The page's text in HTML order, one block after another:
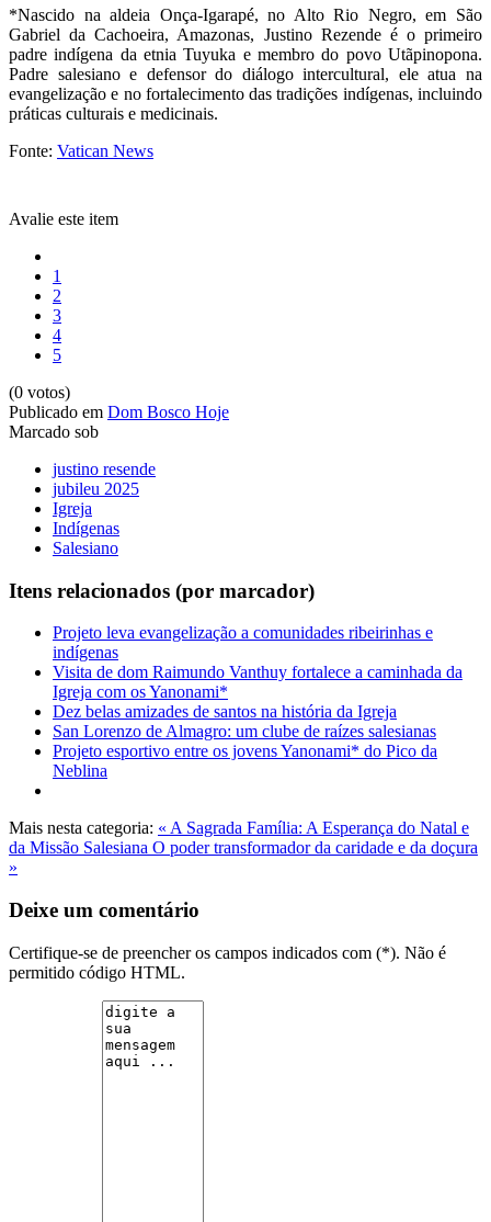
*Nascido na aldeia Onça-Igarapé, no Alto Rio Negro, em São
Gabriel da Cachoeira, Amazonas, Justino Rezende é o primeiro
padre indígena da etnia Tuyuka e membro do povo Utãpinopona.
Padre salesiano e defensor do diálogo intercultural, ele atua na
evangelização e no fortalecimento das tradições indígenas, incluindo
práticas culturais e medicinais.
Fonte: Vatican News
Avalie este item
1
2
3
4
5
(0 votos)
Publicado em Dom Bosco Hoje
Marcado sob
justino resende
jubileu 2025
Igreja
Indígenas
Salesiano
Itens relacionados (por marcador)
Projeto leva evangelização a comunidades ribeirinhas e
indígenas
Visita de dom Raimundo Vanthuy fortalece a caminhada da
Igreja com os Yanonami*
Dez belas amizades de santos na história da Igreja
San Lorenzo de Almagro: um clube de raízes salesianas
Projeto esportivo entre os jovens Yanonami* do Pico da
Neblina
Mais nesta categoria: « A Sagrada Família: A Esperança do Natal e
da Missão Salesiana O poder transformador da caridade e da doçura
»
Deixe um comentário
Certifique-se de preencher os campos indicados com (*). Não é
permitido código HTML.